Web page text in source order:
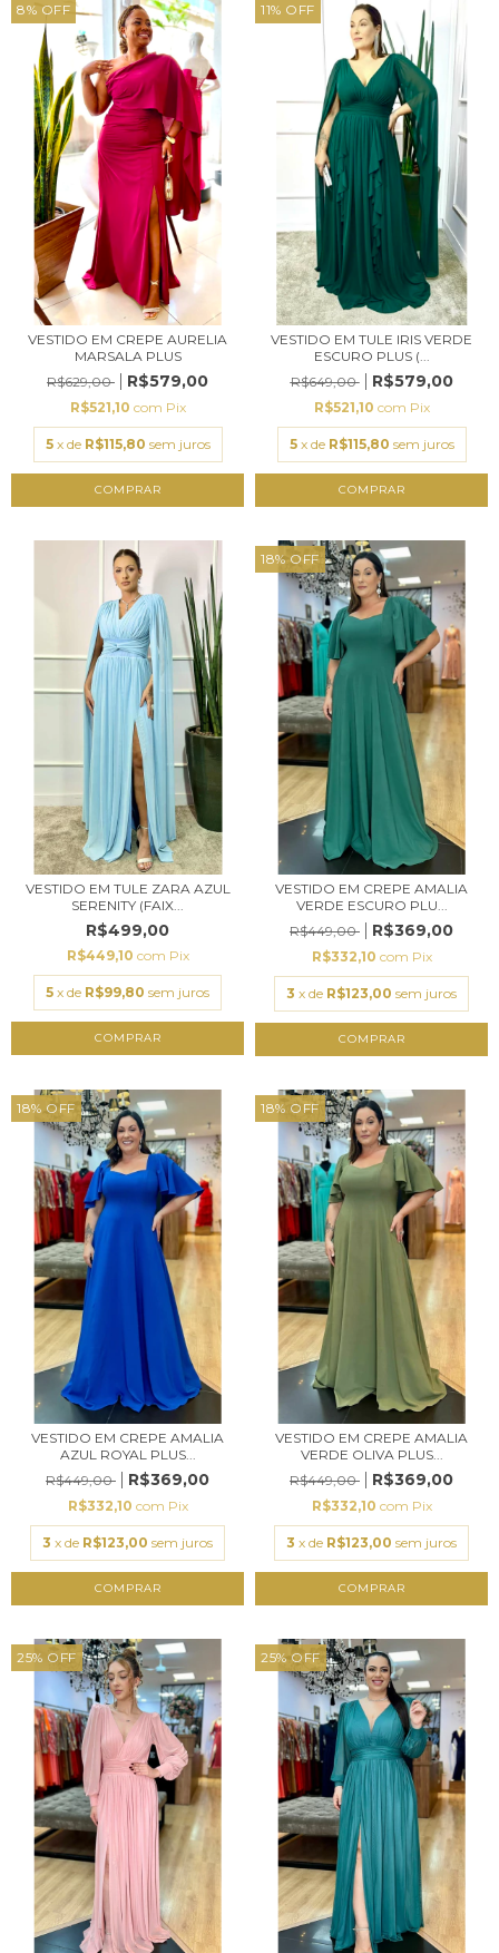
8% OFF
VESTIDO EM CREPE AURELIA
MARSALA PLUS
R$629,00
R$579,00
R$521,10 com Pix
5 x de R$115,80 sem juros
COMPRAR
11% OFF
VESTIDO EM TULE IRIS VERDE
ESCURO PLUS (...
R$649,00
R$579,00
R$521,10 com Pix
5 x de R$115,80 sem juros
COMPRAR
VESTIDO EM TULE ZARA AZUL
SERENITY (FAIX...
R$499,00
R$449,10 com Pix
5 x de R$99,80 sem juros
COMPRAR
18%OFF
VESTIDO EM CREPE AMALIA
VERDE ESCURO PLU...
R$449,00
R$369,00
R$332,10 com Pix
3 x de R$123,00 sem juros
COMPRAR
18% OFF
VESTIDO EM CREPE AMALIA
AZUL ROYAL PLUS...
R$449,00
R$369,00
R$332,10 com Pix
3 x de R$123,00 sem juros
COMPRAR
18% OFF
VESTIDO EM CREPE AMALIA
VERDE OLIVA PLUS...
R$449,00
R$369,00
R$332,10 com Pix
3 x de R$123,00 sem juros
COMPRAR
25% OFF 25% OFF